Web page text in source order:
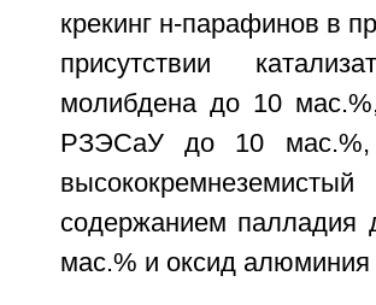
крекинг н-парафинов в
присутствии
молибдена до 10
РЗЭСаУ до 10 мас.%,
содержанием палладия
мас.% и оксид алюминия